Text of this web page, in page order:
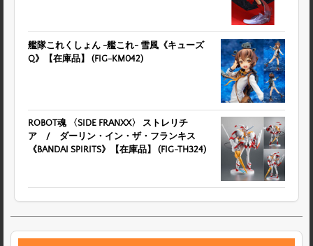
艦隊これくしょん -艦これ- 雪風《キューズ
Q》【在庫品】 (FIG-KM042)
ROBOT魂 〈SIDE FRANXX〉 ストレリチ
ア / ダーリン・イン・ザ・フランキス
《BANDAI SPIRITS》【在庫品】 (FIG-TH324)